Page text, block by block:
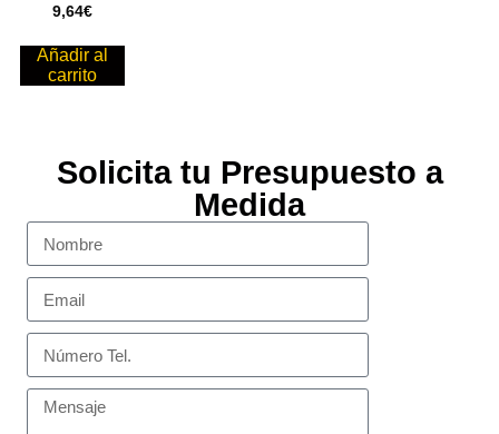
9,64€
Añadir al
carrito
Solicita tu Presupuesto a
Medida